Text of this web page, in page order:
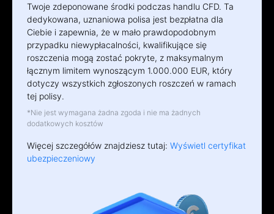
Twoje zdeponowane środki podczas handlu CFD. Ta
dedykowana, uznaniowa polisa jest bezpłatna dla
Ciebie i zapewnia, że w mało prawdopodobnym
przypadku niewypłacalności, kwalifikujące się
roszczenia mogą zostać pokryte, z maksymalnym
łącznym limitem wynoszącym 1.000.000 EUR, który
dotyczy wszystkich zgłoszonych roszczeń w ramach
tej polisy.
*Nie jest wymagana żadna zgoda i nie ma żadnych
dodatkowych kosztów
Więcej szczegółów znajdziesz tutaj: Wyświetl certyfikat
ubezpieczeniowy